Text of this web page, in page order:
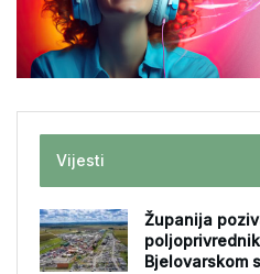
Vijesti
Županija
Bjelovarskom